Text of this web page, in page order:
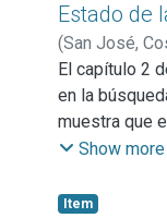
Estado de
(San José,
El capítulo 2
en la
muestra que
mantienen,
Show more
Item